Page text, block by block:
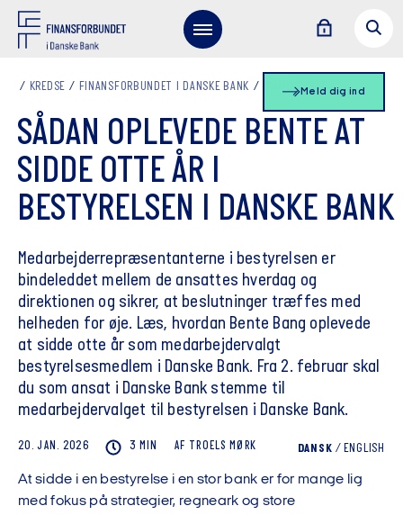
Meld dig ind
KREDSE FINANSFORBUNDET I DANSKE BANK NYHEDSLISTE
SÅDAN OPLEVEDE BENTE AT
SIDDE OTTE ÅR I
BESTYRELSEN I DANSKE BANK
Medarbejderrepræsentanterne i bestyrelsen er
bindeleddet mellem de ansattes hverdag og
direktionen og sikrer, at beslutninger træffes med
helheden for øje. Læs, hvordan Bente Bang oplevede
at sidde otte år som medarbejdervalgt
bestyrelsesmedlem i Danske Bank. Fra 2. februar skal
du som ansat i Danske Bank stemme til
medarbejdervalget til bestyrelsen i Danske Bank.
20. JAN. 2026 3 MIN AF TROELS MØRK DANSK / ENGLISH
At sidde i en bestyrelse i en stor bank er for mange lig
med fokus på strategier, regneark og store